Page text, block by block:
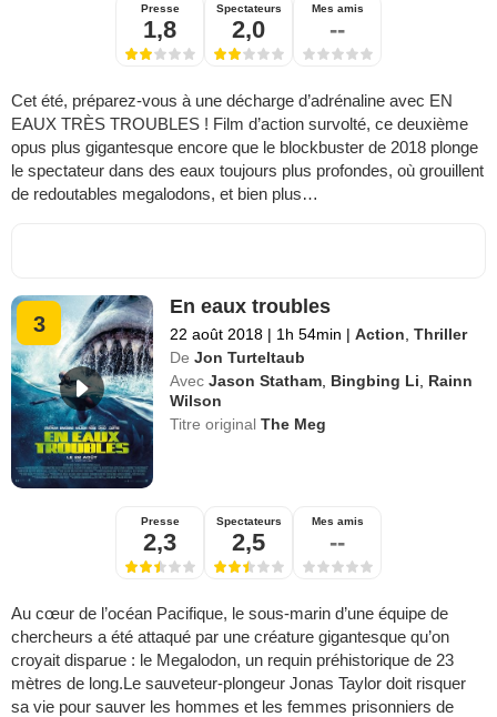
Presse
1,8
Spectateurs
2,0
Mes amis
--
Cet été, préparez-vous à une décharge d’adrénaline avec EN
EAUX TRÈS TROUBLES ! Film d’action survolté, ce deuxième
opus plus gigantesque encore que le blockbuster de 2018 plonge
le spectateur dans des eaux toujours plus profondes, où grouillent
de redoutables megalodons, et bien plus…
3
En eaux troubles
22 août 2018 | 1h 54min | Action ,Thriller
De Jon Turteltaub
Avec Jason Statham Bingbing Li
Rainn
Wilson
Titre originalThe Meg
Presse
2,3
Spectateurs
2,5
Mes amis
--
Au cœur de l’océan Pacifique, le sous-marin d’une équipe de
chercheurs a été attaqué par une créature gigantesque qu’on
croyait disparue : le Megalodon, un requin préhistorique de 23
mètres de long.Le sauveteur-plongeur Jonas Taylor doit risquer
sa vie pour sauver les hommes et les femmes prisonniers de